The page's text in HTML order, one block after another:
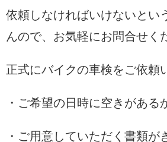
依頼しなければいけないとい
んので、お気軽にお問合せく
正式にバイクの車検をご依頼
・ご希望の日時に空きがある
・ご用意していただく書類が